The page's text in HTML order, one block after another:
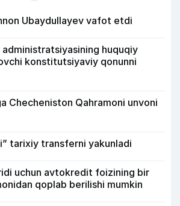
Ubaydullayev vafot etdi
huquqiy
konstitutsiyaviy qonunni
Checheniston Qahramoni unvoni
tarixiy transferni yakunladi
uchun avtokredit foizining bir
qoplab berilishi mumkin